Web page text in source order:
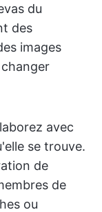
du
des
images
avec
se trouve.
de
de
ou